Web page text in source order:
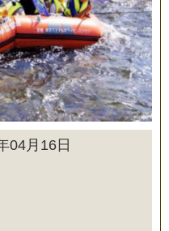
04月16日